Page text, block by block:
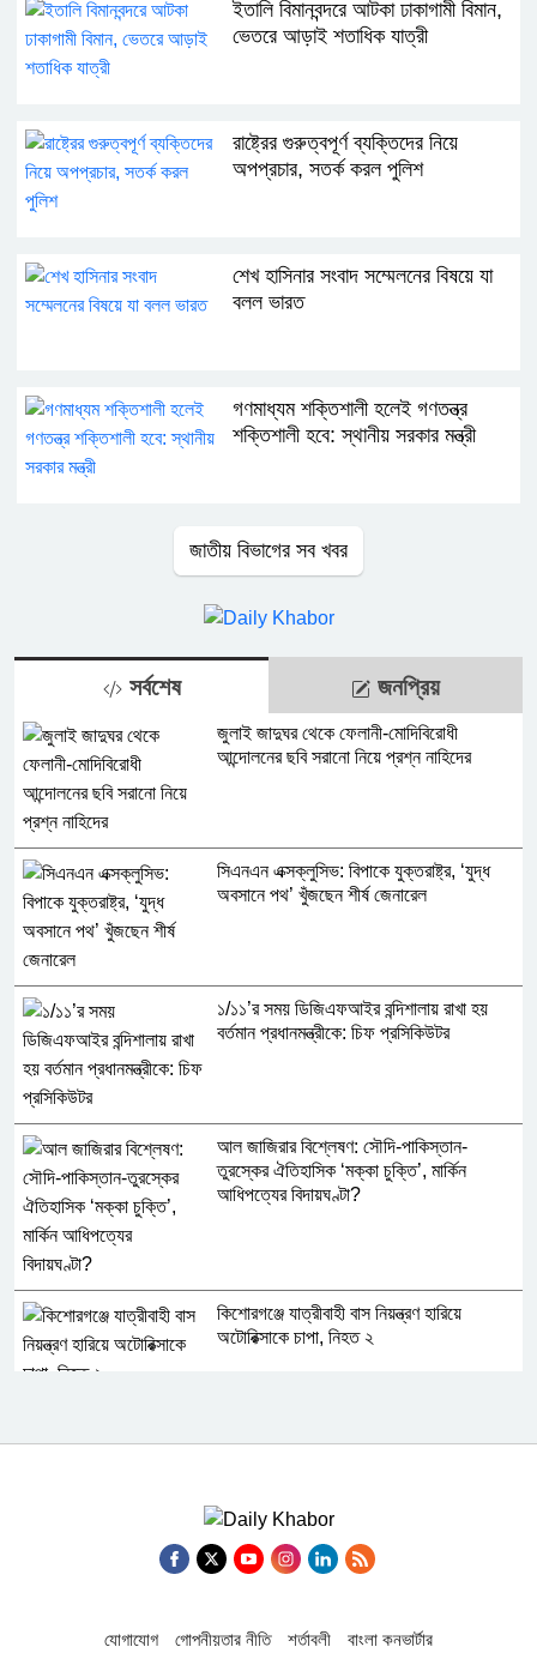
ইতালি বিমানবন্দরে আটকা ঢাকাগামী বিমান,
ভেতরে আড়াই শতাধিক যাত্রী
রাষ্ট্রের গুরুত্বপূর্ণ ব্যক্তিদের নিয়ে
অপপ্রচার, সতর্ক করল পুলিশ
শেখ হাসিনার সংবাদ সম্মেলনের বিষয়ে যা
বলল ভারত
গণমাধ্যম শক্তিশালী হলেই গণতন্ত্র
শক্তিশালী হবে: স্থানীয় সরকার মন্ত্রী
জাতীয় বিভাগের সব খবর
সর্বশেষ জনপ্রিয়
জুলাই জাদুঘর থেকে ফেলানী-মোদিবিরোধী
আন্দোলনের ছবি সরানো নিয়ে প্রশ্ন নাহিদের
সিএনএন এক্সক্লুসিভ: বিপাকে যুক্তরাষ্ট্র, ‘যুদ্ধ
অবসানে পথ’ খুঁজছেন শীর্ষ জেনারেল
১/১১’র সময় ডিজিএফআইর বন্দিশালায় রাখা হয়
বর্তমান প্রধানমন্ত্রীকে: চিফ প্রসিকিউটর
আল জাজিরার বিশ্লেষণ: সৌদি-পাকিস্তান-
তুরস্কের ঐতিহাসিক ‘মক্কা চুক্তি’, মার্কিন
আধিপত্যের বিদায়ঘণ্টা?
কিশোরগঞ্জে যাত্রীবাহী বাস নিয়ন্ত্রণ হারিয়ে
অটোরিক্সাকে চাপা, নিহত ২
না হয়: প্রধানমন্ত্রী
নাটোরে বাস-ভুটভুটির মুখোমুখি সংঘর্ষে নিহত ৩
চোর সিন্ডিকেট লুটে খাচ্ছে ঢাকা আহ্ছানিয়া মিশনের
যোগাযোগ গোপনীয়তার নীতি শর্তাবলী বাংলা কনভার্টার